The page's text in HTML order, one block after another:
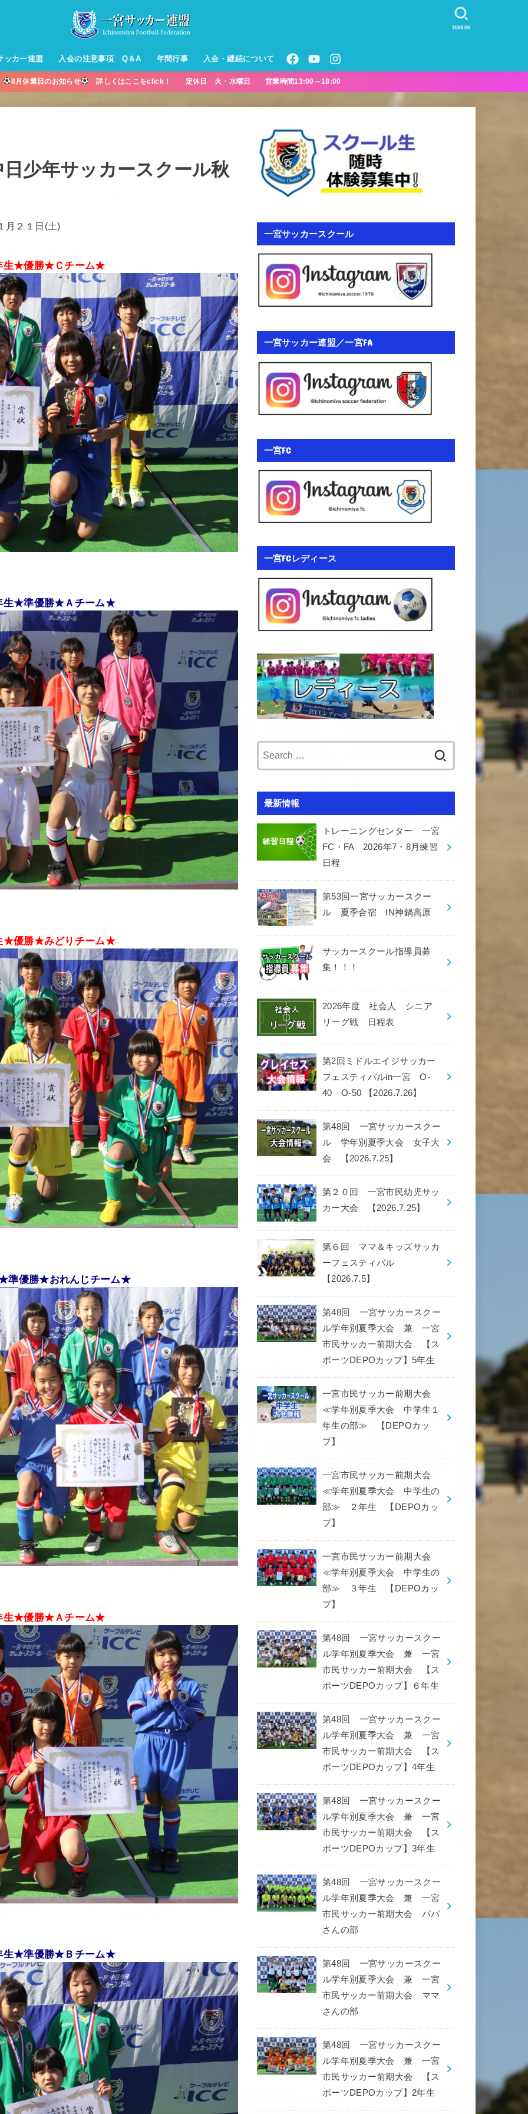
小学生】
小学生】
中学生】
子】
【中学生
中・年
ッカー連盟 入会の注意事項 Q＆A 年間行事 入会・継続について
SEARCH
8月休業日のお知らせ 詳しくはここをclick！ 定休日 火・水曜日 営業時間13:00～18:00
少年サッカースクール秋
月２１日(土)
生★優勝★Ｃチーム★
生★準優勝★Ａチーム★
★優勝★みどりチーム★
準優勝★おれんじチーム★
生★優勝★Ａチーム★
生★準優勝★Ｂチーム★
一宮サッカースクール
一宮サッカー連盟／一宮FA
一宮FC
一宮FCレディース
最新情報
トレーニングセンター 一宮
FC・FA 2026年7・8月練習
日程
第53回一宮サッカースクー
ル 夏季合宿 IN神鍋高原
サッカースクール指導員募
集！！！
2026年度 社会人 シニア
リーグ戦 日程表
第2回ミドルエイジサッカー
フェスティバルin一宮 O-
40 O-50 【2026.7.26】
第48回 一宮サッカースクー
ル 学年別夏季大会 女子大
会 【2026.7.25】
第２０回 一宮市民幼児サッ
カー大会 【2026.7.25】
第６回 ママ＆キッズサッカ
ーフェスティバル
【2026.7.5】
第48回 一宮サッカースクー
ル学年別夏季大会 兼 一宮
市民サッカー前期大会 【ス
ポーツDEPOカップ】5年生
一宮市民サッカー前期大会
≪学年別夏季大会 中学生１
年生の部≫ 【DEPOカッ
プ】
一宮市民サッカー前期大会
≪学年別夏季大会 中学生の
部≫ ２年生 【DEPOカッ
プ】
一宮市民サッカー前期大会
≪学年別夏季大会 中学生の
部≫ ３年生 【DEPOカッ
プ】
第48回 一宮サッカースクー
ル学年別夏季大会 兼 一宮
市民サッカー前期大会 【ス
ポーツDEPOカップ】６年生
第48回 一宮サッカースクー
ル学年別夏季大会 兼 一宮
市民サッカー前期大会 【ス
ポーツDEPOカップ】4年生
第48回 一宮サッカースクー
ル学年別夏季大会 兼 一宮
市民サッカー前期大会 【ス
ポーツDEPOカップ】3年生
第48回 一宮サッカースクー
ル学年別夏季大会 兼 一宮
市民サッカー前期大会 パパ
さんの部
第48回 一宮サッカースクー
ル学年別夏季大会 兼 一宮
市民サッカー前期大会 ママ
さんの部
第48回 一宮サッカースクー
ル学年別夏季大会 兼 一宮
市民サッカー前期大会 【ス
ポーツDEPOカップ】2年生